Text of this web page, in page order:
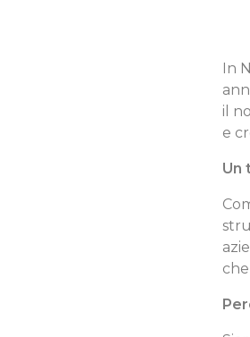
In
il
e
Un